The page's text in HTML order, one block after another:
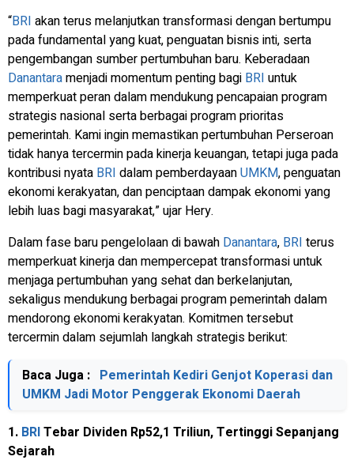
“BRI akan terus melanjutkan transformasi dengan bertumpu
pada fundamental yang kuat, penguatan bisnis inti, serta
pengembangan sumber pertumbuhan baru. Keberadaan
Danantaramenjadi momentum penting bagi BRI untuk
memperkuat peran dalam mendukung pencapaian program
strategis nasional serta berbagai program prioritas
pemerintah. Kami ingin memastikan pertumbuhan Perseroan
tidak hanya tercermin pada kinerja keuangan, tetapi juga pada
kontribusi nyata BRI dalam pemberdayaanUMKM, penguatan
ekonomi kerakyatan, dan penciptaan dampak ekonomi yang
lebih luas bagi masyarakat,” ujar Hery.
Dalam fase baru pengelolaan di bawah Danantara, BRI terus
memperkuat kinerja dan mempercepat transformasi untuk
menjaga pertumbuhan yang sehat dan berkelanjutan,
sekaligus mendukung berbagai program pemerintah dalam
mendorong ekonomi kerakyatan. Komitmen tersebut
tercermin dalam sejumlah langkah strategis berikut:
Baca Juga : Pemerintah Kediri Genjot Koperasi dan
UMKM Jadi Motor Penggerak Ekonomi Daerah
1. BRITebar Dividen Rp52,1 Triliun, Tertinggi Sepanjang
Sejarah